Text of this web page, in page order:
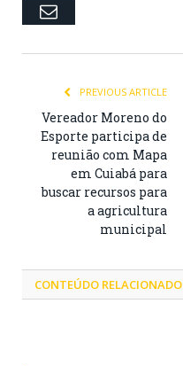
Email
PREVIOUS ARTICLE
Vereador Moreno do
Esporte participa de
reunião com Mapa
em Cuiabá para
buscar recursos para
a agricultura
municipal
CONTEÚDO RELACIONADO